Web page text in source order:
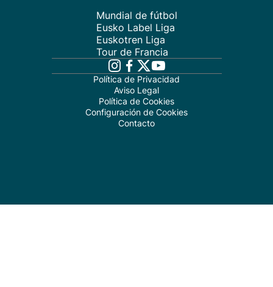
Mundial de fútbol
Eusko Label Liga
Euskotren Liga
Tour de Francia
Política de Privacidad
Aviso Legal
Política de Cookies
Configuración de Cookies
Contacto